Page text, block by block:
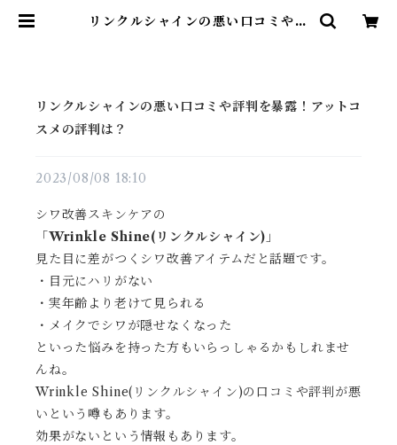
リンクルシャインの悪い口コミや評
リンクルシャインの悪い口コミや評判を暴露！アットコ
スメの評判は？
2023/08/08 18:10
シワ改善スキンケアの
「Wrinkle Shine(リンクルシャイン) 」
見た目に差がつくシワ改善アイテムだと話題です。
・目元にハリがない
・実年齢より老けて見られる
・メイクでシワが隠せなくなった
といった悩みを持った方もいらっしゃるかもしれませ
んね。
Wrinkle Shine(リンクルシャイン)の口コミや評判が悪
いという噂もあります。
効果がないという情報もあります。